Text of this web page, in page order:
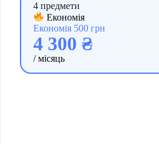
4 предмети
Економія
Економія 500 грн
4 300 ₴
/ місяць